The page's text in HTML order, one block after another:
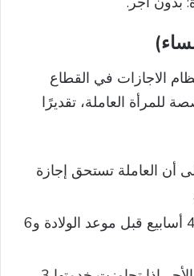
الاجازات في القطاع
للمرأة العاملة، تقديرًا
(151) على أن العاملة تستحق إجازة
تُقسم هذه المدة إلى 4 أسابيع قبل موعد الولادة و6